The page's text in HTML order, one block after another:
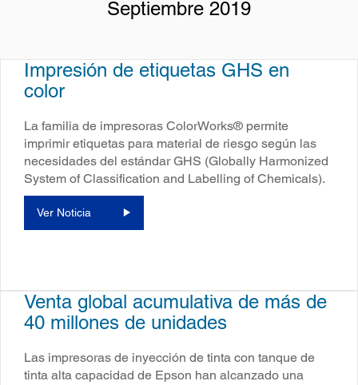
Septiembre 2019
Impresión de etiquetas GHS en
color
La familia de impresoras ColorWorks® permite
imprimir etiquetas para material de riesgo según las
necesidades del estándar GHS (Globally Harmonized
System of Classification and Labelling of Chemicals).
Ver Noticia
Venta global acumulativa de más de
40 millones de unidades
Las impresoras de inyección de tinta con tanque de
tinta alta capacidad de Epson han alcanzado una